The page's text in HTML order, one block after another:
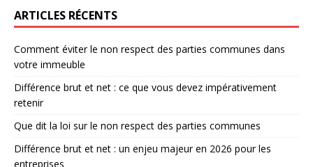
ARTICLES RÉCENTS
Comment éviter le non respect des parties communes dans
votre immeuble
Différence brut et net : ce que vous devez impérativement
retenir
Que dit la loi sur le non respect des parties communes
Différence brut et net : un enjeu majeur en 2026 pour les
entreprises